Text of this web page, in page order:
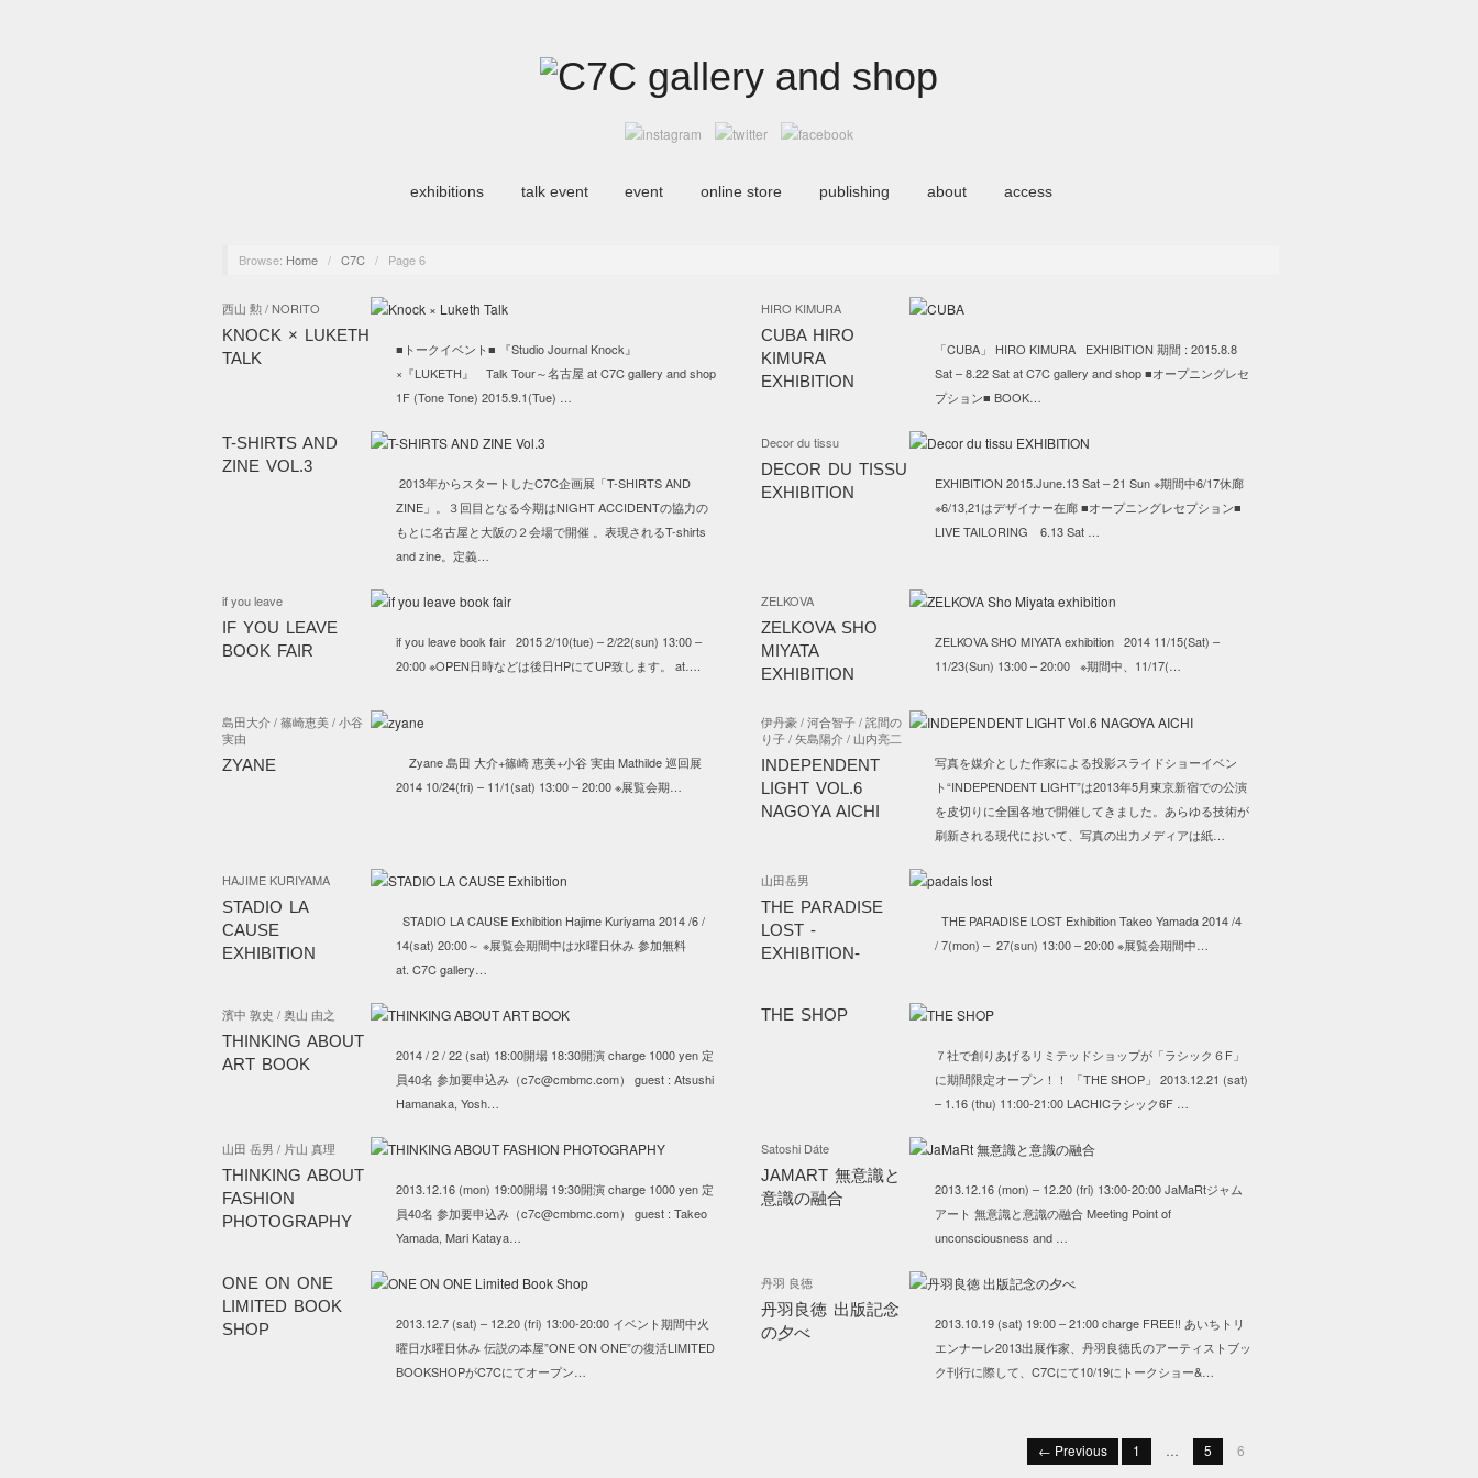
exhibitions talk event event online store publishing about access
Browse: Home / C7C / Page 6
西山 勲 / NORITO
KNOCK × LUKETH
TALK
■トークイベント■ 『Studio Journal Knock』
×『LUKETH』 Talk Tour～名古屋 at C7C gallery and shop
1F (Tone Tone) 2015.9.1(Tue) …
HIRO KIMURA
CUBA HIRO
KIMURA
EXHIBITION
「CUBA」 HIRO KIMURA EXHIBITION 期間 : 2015.8.8
Sat – 8.22 Sat at C7C gallery and shop ■オープニングレセ
プション■ BOOK…
T-SHIRTS AND
ZINE VOL.3
2013年からスタートしたC7C企画展「T-SHIRTS AND
ZINE」。３回目となる今期はNIGHT ACCIDENTの協力の
もとに名古屋と大阪の２会場で開催 。表現されるT-shirts
and zine。定義…
Decor du tissu
DECOR DU TISSU
EXHIBITION
EXHIBITION 2015.June.13 Sat – 21 Sun ※期間中6/17休廊
※6/13,21はデザイナー在廊 ■オープニングレセプション■
LIVE TAILORING 6.13 Sat …
if you leave
IF YOU LEAVE
BOOK FAIR
if you leave book fair 2015 2/10(tue) – 2/22(sun) 13:00 –
20:00 ※OPEN日時などは後日HPにてUP致します。 at….
ZELKOVA
ZELKOVA SHO
MIYATA
EXHIBITION
ZELKOVA SHO MIYATA exhibition 2014 11/15(Sat) –
11/23(Sun) 13:00 – 20:00 ※期間中、11/17(…
島田大介 / 篠崎恵美 / 小谷
実由
ZYANE
Zyane 島田 大介+篠崎 恵美+小谷 実由 Mathilde 巡回展
2014 10/24(fri) – 11/1(sat) 13:00 – 20:00 ※展覧会期…
伊丹豪 / 河合智子 / 詫間の
り子 / 矢島陽介 / 山内亮二
INDEPENDENT
LIGHT VOL.6
NAGOYA AICHI
写真を媒介とした作家による投影スライドショーイベン
ト“INDEPENDENT LIGHT”は2013年5月東京新宿での公演
を皮切りに全国各地で開催してきました。あらゆる技術が
刷新される現代において、写真の出力メディアは紙…
HAJIME KURIYAMA
STADIO LA
CAUSE
EXHIBITION
STADIO LA CAUSE Exhibition Hajime Kuriyama 2014 /6 /
14(sat) 20:00～ ※展覧会期間中は水曜日休み 参加無料
at. C7C gallery…
山田岳男
THE PARADISE
LOST -
EXHIBITION-
THE PARADISE LOST Exhibition Takeo Yamada 2014 /4
/ 7(mon) – 27(sun) 13:00 – 20:00 ※展覧会期間中…
濱中 敦史 / 奥山 由之
THINKING ABOUT
ART BOOK
2014 / 2 / 22 (sat) 18:00開場 18:30開演 charge 1000 yen 定
員40名 参加要申込み（c7c@cmbmc.com） guest : Atsushi
Hamanaka, Yosh…
THE SHOP
７社で創りあげるリミテッドショップが「ラシック６F」
に期間限定オープン！！ 「THE SHOP」 2013.12.21 (sat)
– 1.16 (thu) 11:00-21:00 LACHICラシック6F …
山田 岳男 / 片山 真理
THINKING ABOUT
FASHION
PHOTOGRAPHY
2013.12.16 (mon) 19:00開場 19:30開演 charge 1000 yen 定
員40名 参加要申込み（c7c@cmbmc.com） guest : Takeo
Yamada, Mari Kataya…
Satoshi Dáte
JAMART 無意識と
意識の融合
2013.12.16 (mon) – 12.20 (fri) 13:00-20:00 JaMaRtジャム
アート 無意識と意識の融合 Meeting Point of
unconsciousness and …
ONE ON ONE
LIMITED BOOK
SHOP
2013.12.7 (sat) – 12.20 (fri) 13:00-20:00 イベント期間中火
曜日水曜日休み 伝説の本屋”ONE ON ONE”の復活LIMITED
BOOKSHOPがC7Cにてオープン…
丹羽 良徳
丹羽良徳 出版記念
の夕べ
2013.10.19 (sat) 19:00 – 21:00 charge FREE!! あいちトリ
エンナーレ2013出展作家、丹羽良徳氏のアーティストブッ
ク刊行に際して、C7Cにて10/19にトークショー&…
← Previous 1 … 5 6